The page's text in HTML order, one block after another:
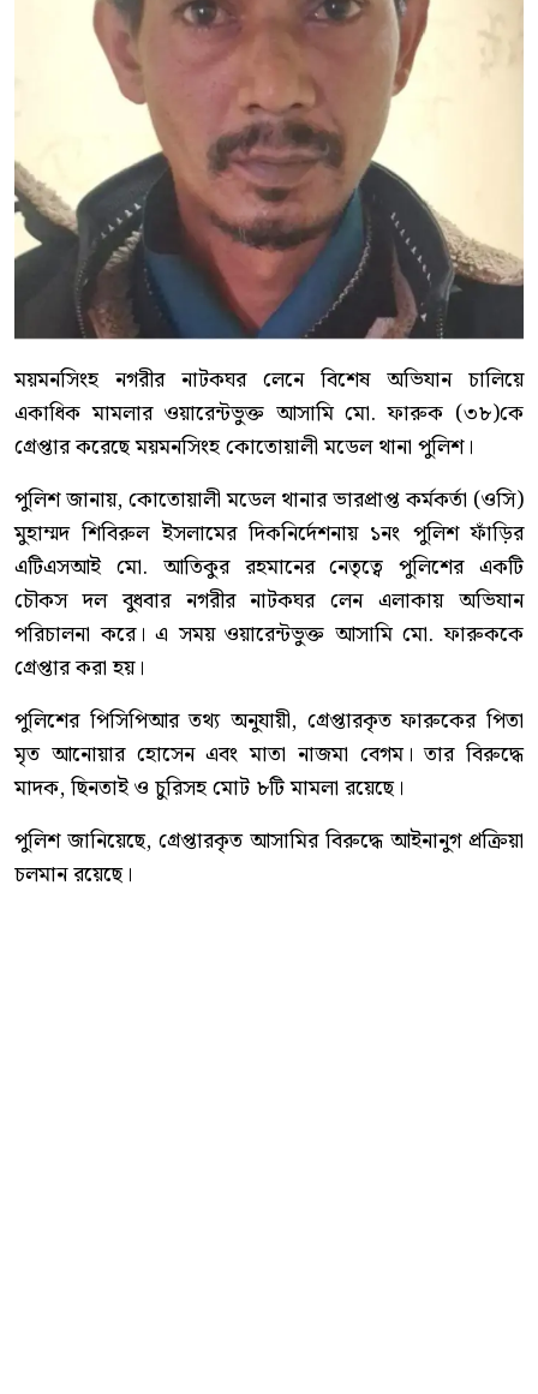
ময়মনসিংহ নগরীর নাটকঘর লেনে বিশেষ অভিযান চালিয়ে
একাধিক মামলার ওয়ারেন্টভুক্ত আসামি মো. ফারুক (৩৮)কে
গ্রেপ্তার করেছে ময়মনসিংহ কোতোয়ালী মডেল থানা পুলিশ।
পুলিশ জানায়, কোতোয়ালী মডেল থানার ভারপ্রাপ্ত কর্মকর্তা (ওসি)
মুহাম্মদ শিবিরুল ইসলামের দিকনির্দেশনায় ১নং পুলিশ ফাঁড়ির
এটিএসআই মো. আতিকুর রহমানের নেতৃত্বে পুলিশের একটি
চৌকস দল বুধবার নগরীর নাটকঘর লেন এলাকায় অভিযান
পরিচালনা করে। এ সময় ওয়ারেন্টভুক্ত আসামি মো. ফারুককে
গ্রেপ্তার করা হয়।
পুলিশের পিসিপিআর তথ্য অনুযায়ী, গ্রেপ্তারকৃত ফারুকের পিতা
মৃত আনোয়ার হোসেন এবং মাতা নাজমা বেগম। তার বিরুদ্ধে
মাদক, ছিনতাই ও চুরিসহ মোট ৮টি মামলা রয়েছে।
পুলিশ জানিয়েছে, গ্রেপ্তারকৃত আসামির বিরুদ্ধে আইনানুগ প্রক্রিয়া
চলমান রয়েছে।